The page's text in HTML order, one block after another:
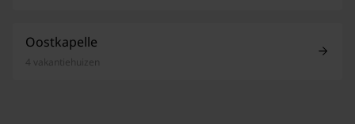
Oostkapelle
4 vakantiehuizen